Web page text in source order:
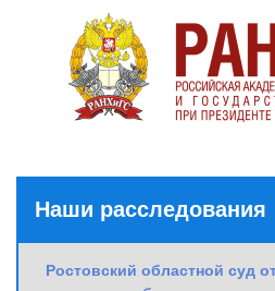
Наши расследования
Ростовский областной суд